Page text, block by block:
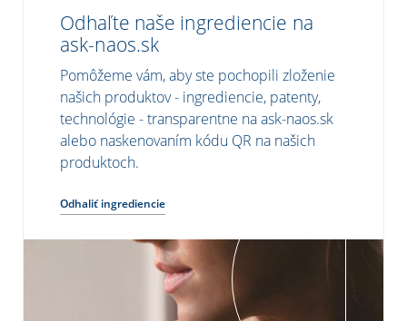
Odhaľte naše ingrediencie na
ask-naos.sk
Pomôžeme vám, aby ste pochopili zloženie
našich produktov - ingrediencie, patenty,
technológie - transparentne na ask-naos.sk
alebo naskenovaním kódu QR na našich
produktoch.
Odhaliť ingrediencie